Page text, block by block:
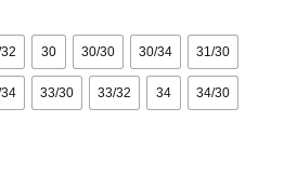
30 30/30 30/34 31/30
33/30 33/32 34 34/30